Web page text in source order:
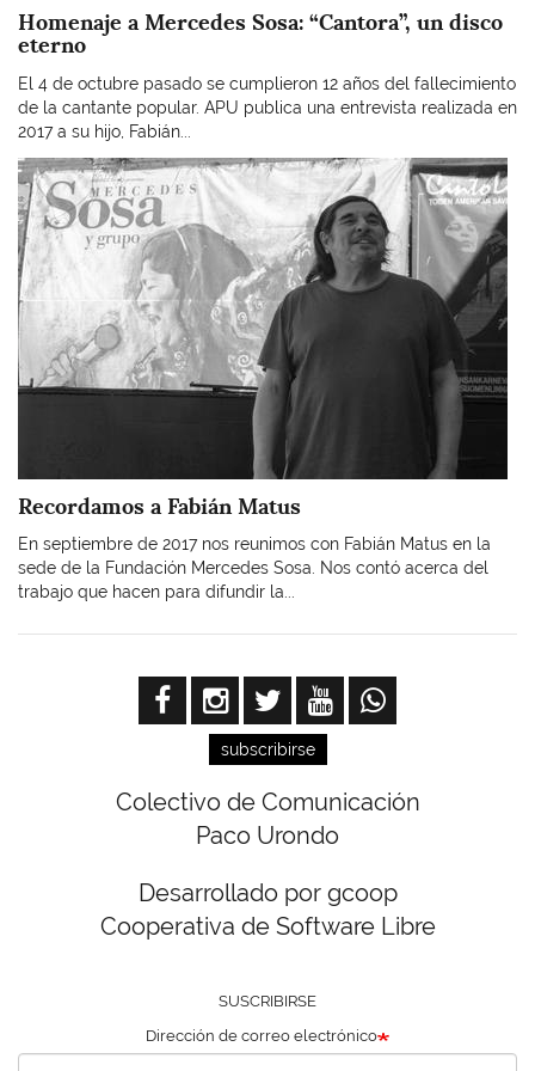
Homenaje a Mercedes Sosa: “Cantora”, un disco
eterno
El 4 de octubre pasado se cumplieron 12 años del fallecimiento
de la cantante popular. APU publica una entrevista realizada en
2017 a su hijo, Fabián...
Imagen
Recordamos a Fabián Matus
En septiembre de 2017 nos reunimos con Fabián Matus en la
sede de la Fundación Mercedes Sosa. Nos contó acerca del
trabajo que hacen para difundir la...
subscribirse
Colectivo de Comunicación
Paco Urondo
Desarrollado por gcoop
Cooperativa de Software Libre
SUSCRIBIRSE
Dirección de correo electrónico